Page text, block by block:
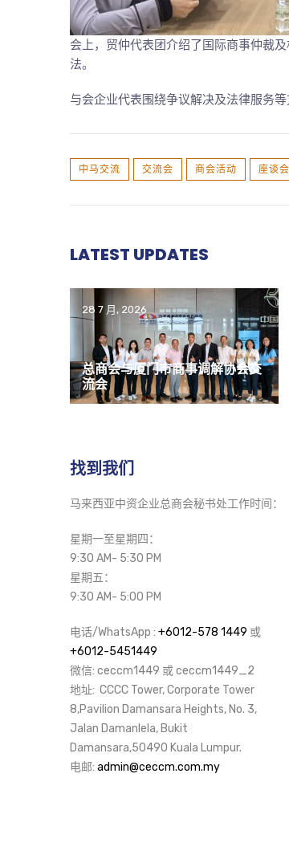
会上，贸仲代表团介绍了国际商事仲裁
法。
与会企业代表围绕争议解决及法律服务
中马交流 交流会 商会活动 座谈会
LATEST UPDATES
28 7 月, 2026
总商会与厦门市商事调解协会交
流会
找到我们
马来西亚中资企业总商会秘书处工作时间：
星期一至星期四：
9:30 AM- 5:30 PM
星期五：
9:30 AM- 5:00 PM
电话/WhatsApp : +6012-578 1449 或
+6012-5451449
微信: ceccm1449 或 ceccm1449_2
地址: CCCC Tower, Corporate Tower
8,Pavilion Damansara Heights, No. 3,
Jalan Damanlela, Bukit
Damansara,50490 Kuala Lumpur.
电邮: admin@ceccm.com.my